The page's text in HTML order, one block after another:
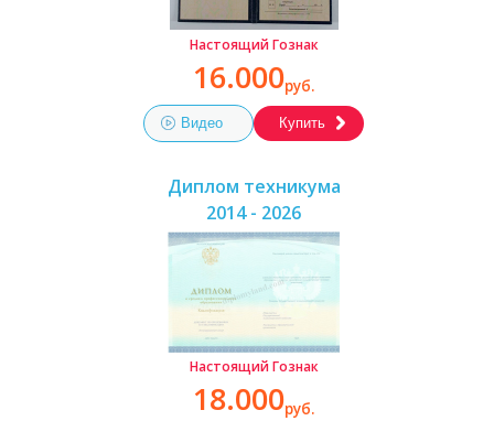
Настоящий Гознак
16.000руб.
Видео Купить
Диплом техникума
2014 - 2026
Настоящий Гознак
18.000руб.